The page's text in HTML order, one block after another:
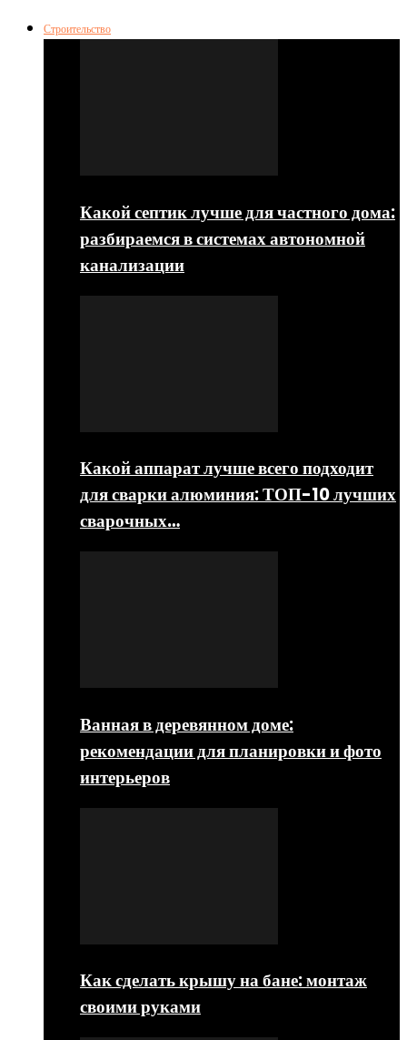
Строительство
Какой септик лучше для частного дома:
разбираемся в системах автономной
канализации
Какой аппарат лучше всего подходит
для сварки алюминия: ТОП-10 лучших
сварочных…
Ванная в деревянном доме:
рекомендации для планировки и фото
интерьеров
Как сделать крышу на бане: монтаж
своими руками